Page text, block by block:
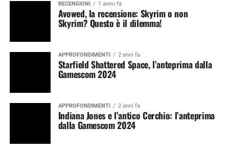
RECENSIONI 1 anno fa
Avowed, la recensione: Skyrim o non
Skyrim? Questo è il dilemma!
APPROFONDIMENTI 2 anni fa
Starfield Shattered Space, l’anteprima dalla
Gamescom 2024
APPROFONDIMENTI 2 anni fa
Indiana Jones e l’antico Cerchio: l’anteprima
dalla Gamescom 2024